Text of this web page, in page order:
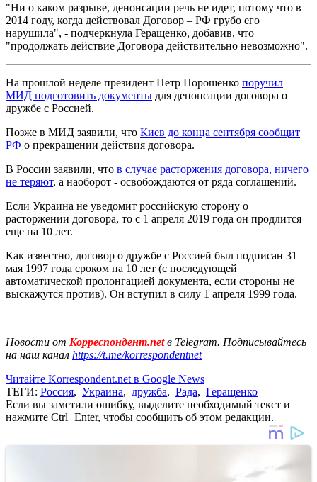
"Ни о каком разрыве, денонсации речь не идет, потому что в
2014 году, когда действовал Договор – РФ грубо его
нарушила", - подчеркнула Геращенко, добавив, что
"продолжать действие Договора действительно невозможно".
На прошлой неделе президент Петр Порошенко поручил
МИД подготовить документы для денонсации договора о
дружбе с Россией.
Позже в МИД заявили, что Киев до конца сентября сообщит
РФ о прекращении действия договора.
В России заявили, что в случае расторжения договора, ничего
не теряют, а наоборот - освобождаются от ряда соглашений.
Если Украина не уведомит российскую сторону о
расторжении договора, то с 1 апреля 2019 года он продлится
еще на 10 лет.
Как известно, договор о дружбе с Россией был подписан 31
мая 1997 года сроком на 10 лет (с последующей
автоматической пролонгацией документа, если стороны не
выскажутся против). Он вступил в силу 1 апреля 1999 года.
Новости от Корреспондент.netв Telegram. Подписывайтесь
на наш канал https://t.me/korrespondentnet
Читайте Korrespondent.net в Google News
ТЕГИ: Россия, Украина, дружба, Рада, Геращенко
Если вы заметили ошибку, выделите необходимый текст и
нажмите Ctrl+Enter, чтобы сообщить об этом редакции.